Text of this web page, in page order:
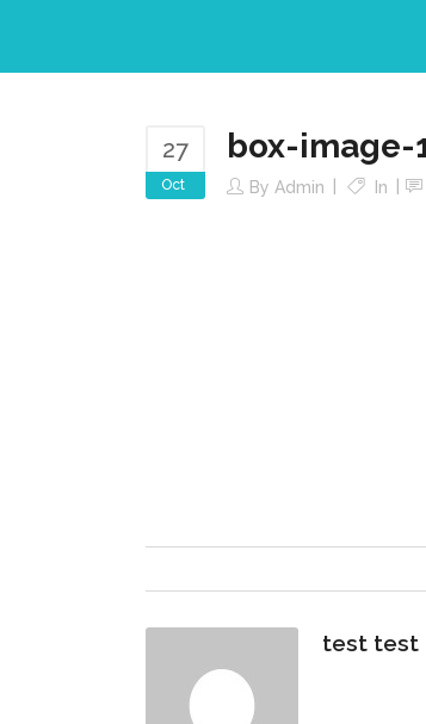
27
Oct
box-image-
By Admin In
test test